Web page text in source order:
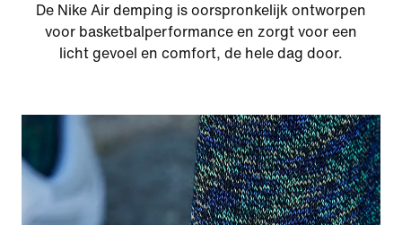
De Nike Air demping is oorspronkelijk ontworpen
voor basketbalperformance en zorgt voor een
licht gevoel en comfort, de hele dag door.